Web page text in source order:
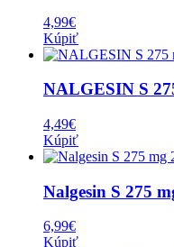
4,99€
Kúpiť
NALGESIN S
4,49€
Kúpiť
Nalgesin S 275
6,99€
Kúpiť